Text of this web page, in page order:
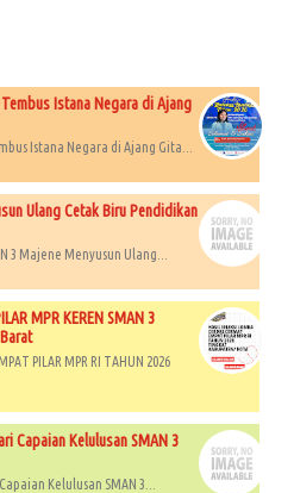
Istana Negara di Ajang
Istana Negara di Ajang Gita...
Ulang Cetak Biru Pendidikan
3 Majene Menyusun Ulang...
MPR KEREN SMAN 3
PILAR MPR RI TAHUN 2026​
Capaian Kelulusan SMAN 3
Kelulusan SMAN 3...